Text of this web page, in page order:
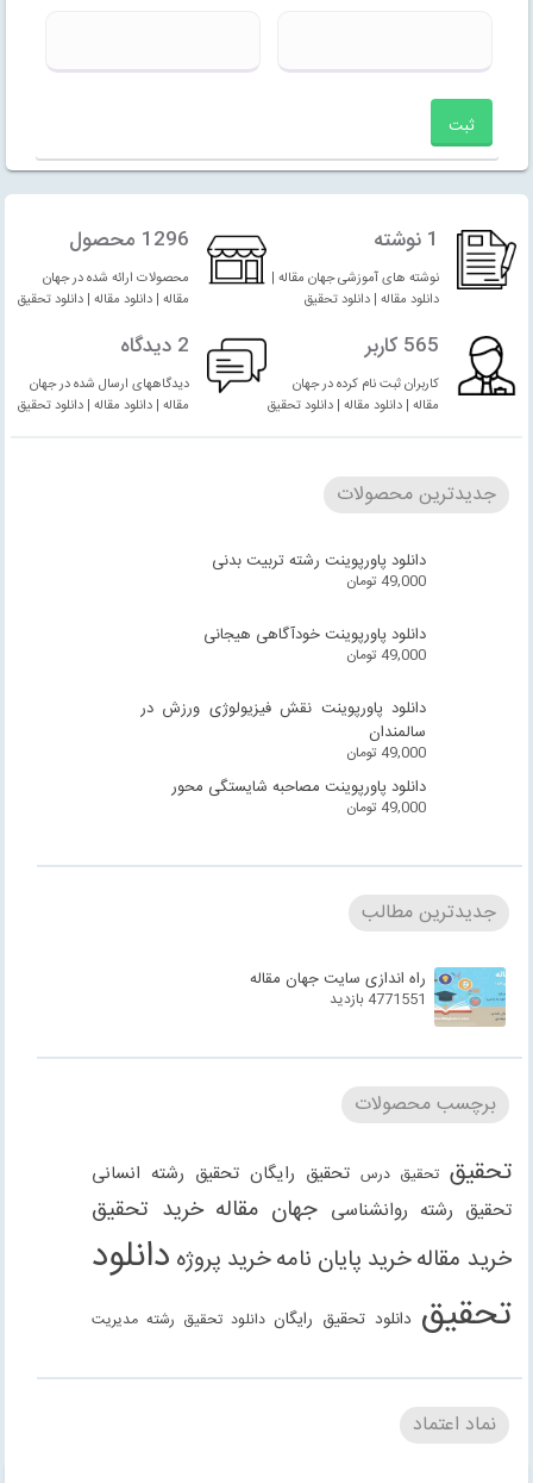
1 نوشته
نوشته های آموزشی جهان مقاله |
دانلود مقاله | دانلود تحقیق
1296 محصول
محصولات ارائه شده در جهان
مقاله | دانلود مقاله | دانلود تحقیق
565 کاربر
کاربران ثبت نام کرده در جهان
مقاله | دانلود مقاله | دانلود تحقیق
2 دیدگاه
دیدگاههای ارسال شده در جهان
مقاله | دانلود مقاله | دانلود تحقیق
جدیدترین محصولات
دانلود پاورپوینت رشته تربیت بدنی
49,000 تومان
دانلود پاورپوینت خودآگاهی هیجانی
49,000 تومان
دانلود پاورپوینت نقش فیزیولوژی ورزش در
سالمندان
49,000 تومان
دانلود پاورپوینت مصاحبه شایستگی محور
49,000 تومان
جدیدترین مطالب
راه اندازی سایت جهان مقاله
4771551 بازدید
برچسب محصولات
تحقیق تحقیق درس تحقیق رایگان تحقیق رشته انسانی
تحقیق رشته روانشناسی جهان مقاله خرید تحقیق
خرید مقالهخرید پایان نامهخرید پروژه دانلود
تحقیق دانلود تحقیق رایگان دانلود تحقیق رشته مدیریت
دانلود مقاله دانلود مقاله رایگان دانلود مقاله رشته
انسانی دانلود مقاله رشته علوم انسانی
نماد اعتماد